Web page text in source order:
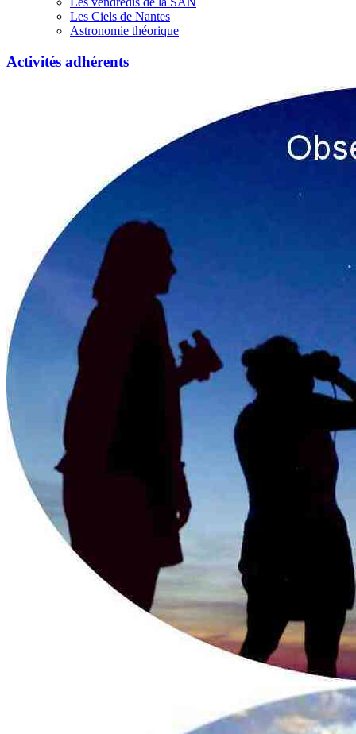
Les Ciels de Nantes
Astronomie théorique
Activités adhérents